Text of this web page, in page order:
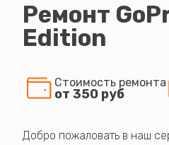
Ремонт
Edition
Стоимость ремонта
от 350 руб
Добро пожаловать в наш